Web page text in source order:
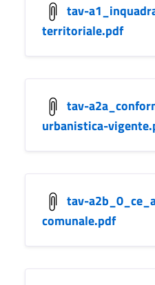
tav-
territoriale.pdf
tav-
urbanistica-
tav-
comunale.pdf